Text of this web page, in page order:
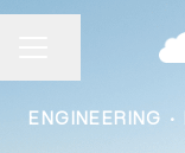
CARRIÈREMENU
ENGINEERING ·